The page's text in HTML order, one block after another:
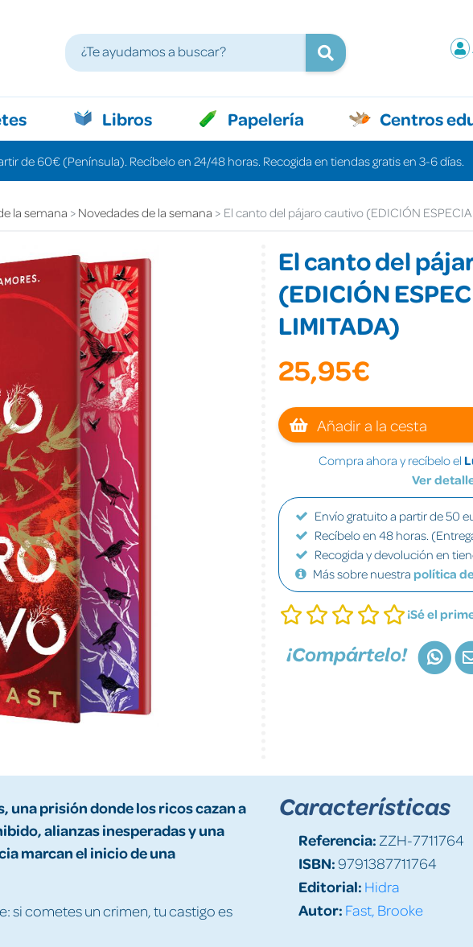
Libros Papelería Centros
de 60€ (Península). Recíbelo en 24/48 horas. Recogida en tiendas gratis en 3-6 días.
la semana Novedades de la semana El canto del pájaro cautivo (EDICIÓN
El canto del
(EDICIÓN
LIMITADA)
25,95€
Añadir a la cesta
Compra ahora y recíbelo el
Ver
Envío gratuito a partir de 50
Recíbelo en 48 horas.
Recogida y devolución en
Más sobre nuestra política
¡Sé el
¡Compártelo!
una prisión donde los ricos cazan a
alianzas inesperadas y una
marcan el inicio de una
si cometes un crimen, tu castigo es
Características
Referencia: ZZH-7711764
ISBN:9791387711764
Editorial: Hidra
Autor: Fast, Brooke